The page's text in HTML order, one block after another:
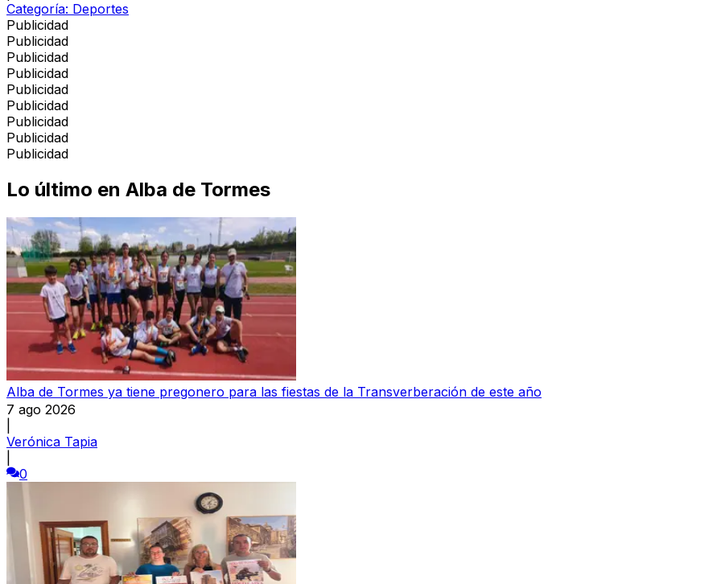
Categoría: Deportes
Publicidad
Publicidad
Publicidad
Publicidad
Publicidad
Publicidad
Publicidad
Publicidad
Publicidad
Lo último en Alba de Tormes
Alba de Tormes ya tiene pregonero para las fiestas de la Transverberación de este año
7 ago 2026
Verónica Tapia
0